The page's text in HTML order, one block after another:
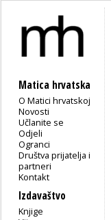
Matica hrvatska
O Matici hrvatskoj
Novosti
Učlanite se
Odjeli
Ogranci
Društva prijatelja i
partneri
Kontakt
Izdavaštvo
Knjige